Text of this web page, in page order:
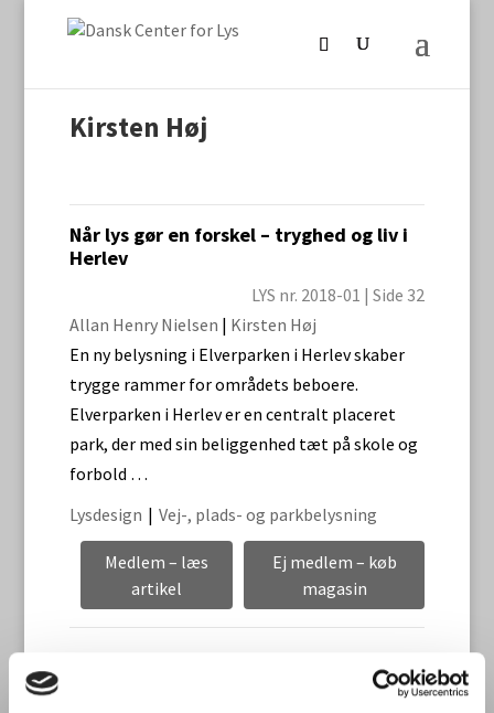
Kirsten Høj
Når lys gør en forskel – tryghed og liv i
Herlev
LYS nr. 2018-01 | Side 32
Allan Henry Nielsen | Kirsten Høj
En ny belysning i Elverparken i Herlev skaber
trygge rammer for områdets beboere.
Elverparken i Herlev er en centralt placeret
park, der med sin beliggenhed tæt på skole og
forbold …
Lysdesign | Vej-, plads- og parkbelysning
Medlem – læs
artikel
Ej medlem – køb
magasin